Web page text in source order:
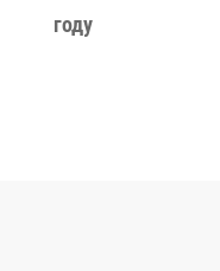
году